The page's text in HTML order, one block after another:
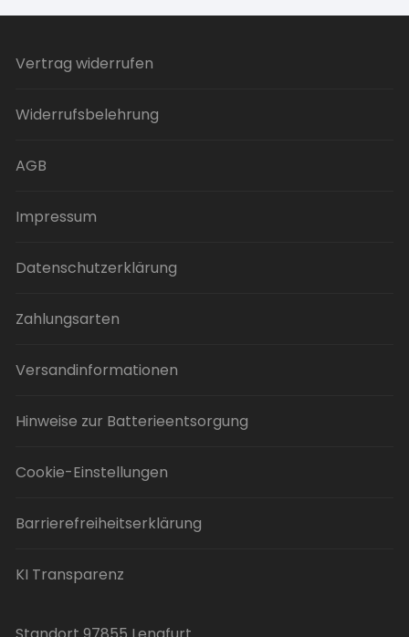
gewählt
mehrere
Vertrag widerrufen
Widerrufsbelehrung
AGB
Impressum
Datenschutzerklärung
Zahlungsarten
Versandinformationen
Hinweise zur Batterieentsorgung
Cookie-Einstellungen
Barrierefreiheitserklärung
KI Transparenz